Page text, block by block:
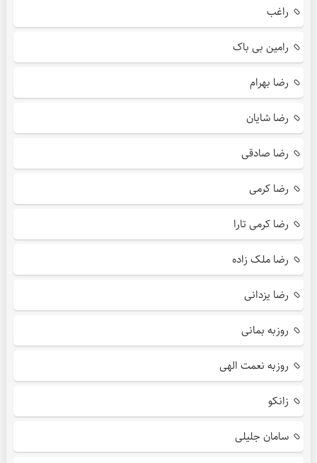
راغب
رامین بی باک
رضا بهرام
رضا شایان
رضا صادقی
رضا کرمی
رضا کرمی تارا
رضا ملک زاده
رضا یزدانی
روزبه بمانی
روزبه نعمت الهی
زانکو
سامان جلیلی